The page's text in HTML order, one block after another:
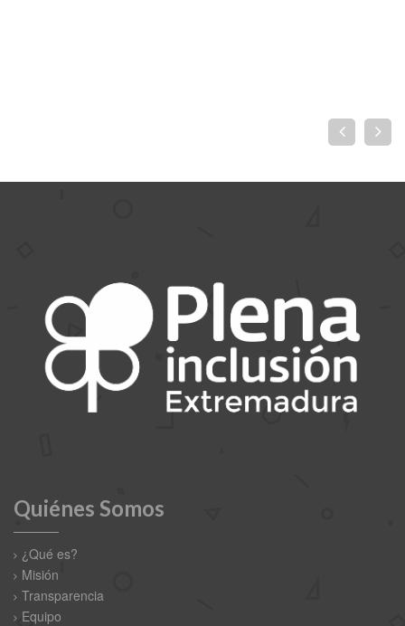
Quiénes Somos
¿Qué es?
Misión
Transparencia
Equipo